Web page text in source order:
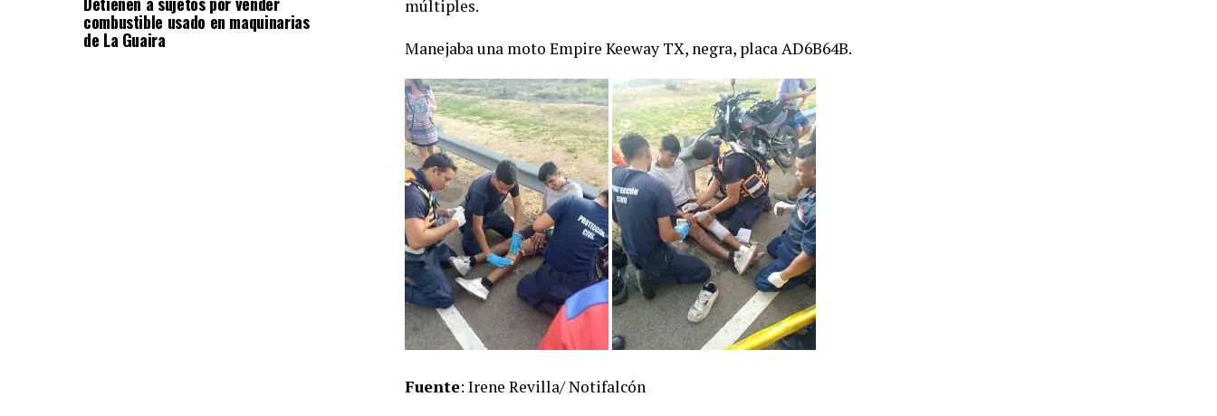
combustible usado en maquinarias
de La Guaira
múltiples.
Manejaba una moto Empire Keeway TX, negra, placa AD6B64B.
Fuente: Irene Revilla/ Notifalcón